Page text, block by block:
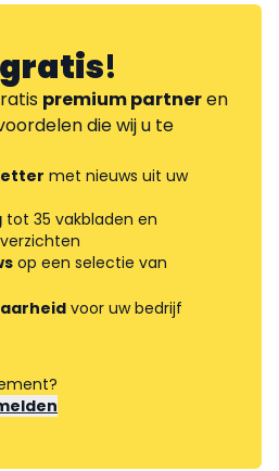
gratis!
premium partneren
die wij u te
met nieuws uit uw
tot 35 vakbladen en
op een selectie van
voor uw bedrijf